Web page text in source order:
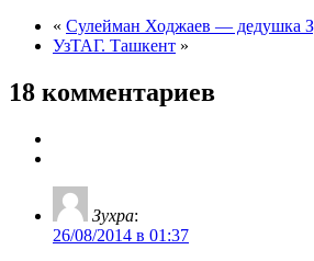
« Сулейман Ходжаев — дедушка
УзТАГ. Ташкент »
18 комментариев
Зухра:
26/08/2014 в 01:37